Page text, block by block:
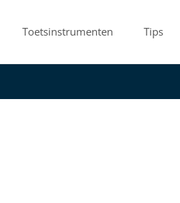
Toetsinstrumenten Tips